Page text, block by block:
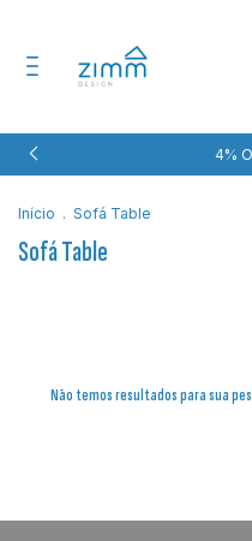
4%
Início . Sofá Table
Sofá Table
Não temos resultados para sua